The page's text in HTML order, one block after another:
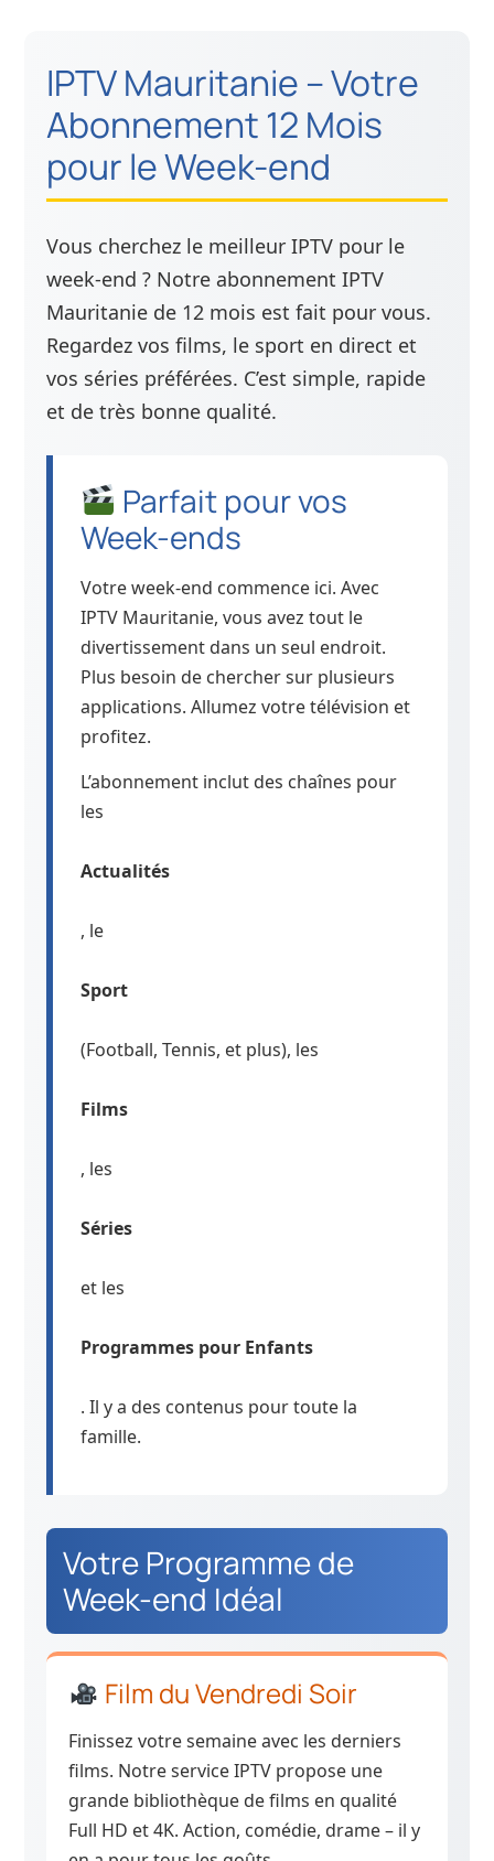
IPTV Mauritanie – Votre
Abonnement 12 Mois
pour le Week-end
Vous cherchez le meilleur IPTV pour le
week-end ? Notre abonnement IPTV
Mauritanie de 12 mois est fait pour vous.
Regardez vos films, le sport en direct et
vos séries préférées. C’est simple, rapide
et de très bonne qualité.
Parfait pour vos
Week-ends
Votre week-end commence ici. Avec
IPTV Mauritanie, vous avez tout le
divertissement dans un seul endroit.
Plus besoin de chercher sur plusieurs
applications. Allumez votre télévision et
profitez.
L’abonnement inclut des chaînes pour
les
Actualités
, le
Sport
(Football, Tennis, et plus), les
Films
, les
Séries
et les
Programmes pour Enfants
. Il y a des contenus pour toute la
famille.
Votre Programme de
Week-end Idéal
Film du Vendredi Soir
Finissez votre semaine avec les derniers
films. Notre service IPTV propose une
grande bibliothèque de films en qualité
Full HD et 4K. Action, comédie, drame – il y